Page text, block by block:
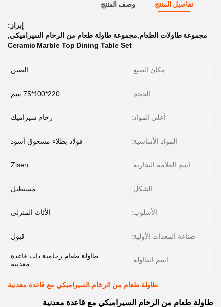
تفاصيل المنتج وصف المنتج
إبراز:
مجموعة طاولات الطعام,مجموعة طاولة طعام من الرخام السيراميكي,
Ceramic Marble Top Dining Table Set
مكان الصنع: الصين
الحجم: 220*100*75 سم
أعلى المواد: رخام سيراميك
المواد الأساسية: فولاذ بطلاء مسحوق أسود
اسم العلامة التجارية: Zisen
الشكل: مستطيل
الأسلوب: الأثاث المنزلي
صناعة المعدات الأولية: قبول
اسم الطاولة:
طاولة طعام رخامية ذات قاعدة
معدنية
طاولة طعام من الرخام السيراميكي مع قاعدة معدنية
طاولة طعام من الرخام السيراميكي مع قاعدة معدنية